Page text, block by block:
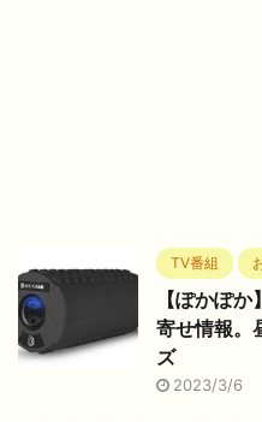
TV番組
【ぽかぽ
寄せ情報。
ズ
2023/3/6